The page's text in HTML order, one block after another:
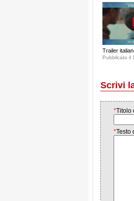
Trailer
Pubblicato il
Scrivi
*Titolo
*Testo